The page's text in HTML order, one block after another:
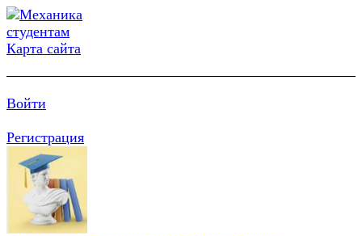
Карта сайта
Войти
Регистрация